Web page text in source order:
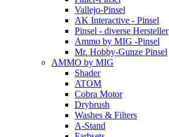
Vallejo-Pinsel
AK Interactive - Pinsel
Pinsel - diverse Hersteller
Ammo by MIG -Pinsel
Mr. Hobby-Gunze Pinsel
AMMO by MIG
Shader
ATOM
Cobra Motor
Drybrush
Washes & Filters
A-Stand